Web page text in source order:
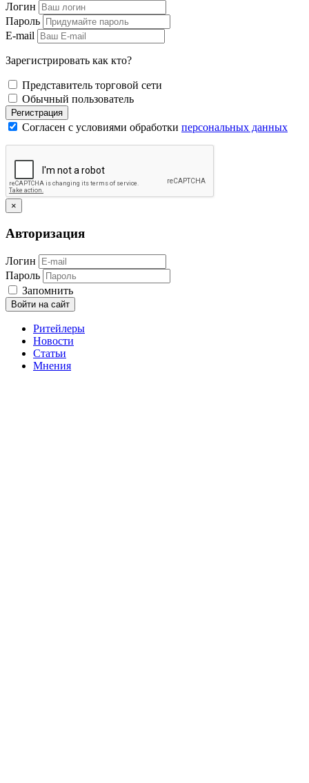
Логин
Пароль
E-mail
Зарегистрировать как кто?
Представитель торговой сети
Обычный пользователь
Регистрация
Согласен с условиями обработки персональных данных
×
Авторизация
Логин
Пароль
Запомнить
Войти на сайт
Ритейлеры
Новости
Статьи
Мнения